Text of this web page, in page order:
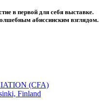
в первой для себя выставке.
абиссинским взглядом.
(CFA)
Finland